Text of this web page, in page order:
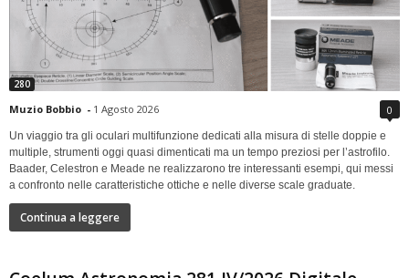
280
Muzio Bobbio - 1 Agosto 2026 0
Un viaggio tra gli oculari multifunzione dedicati alla misura di stelle doppie e
multiple, strumenti oggi quasi dimenticati ma un tempo preziosi per l’astrofilo.
Baader, Celestron e Meade ne realizzarono tre interessanti esempi, qui messi
a confronto nelle caratteristiche ottiche e nelle diverse scale graduate.
Continua a leggere